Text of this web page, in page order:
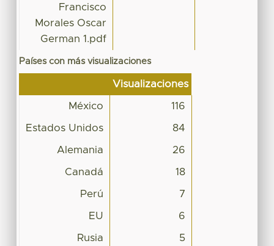
Francisco
Morales Oscar
German 1.pdf
Países con más visualizaciones
Visualizaciones
México 116
Estados Unidos 84
Alemania 26
Canadá 18
Perú 7
EU 6
Rusia 5